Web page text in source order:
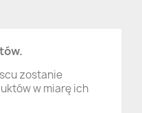
zostanie
w miarę ich